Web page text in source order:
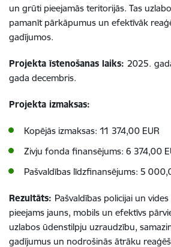
un grūti pieejamās teritorijās. Tas
pamanīt pārkāpumus un efektīvāk
gadījumos.
Projekta īstenošanas laiks: 2025.
gada decembris.
Projekta izmaksas:
Kopējās izmaksas: 11 374,00 EUR
Zivju fonda finansējums: 6 374,00
Pašvaldības līdzfinansējums: 5
Rezultāts: Pašvaldības policijai un
pieejams jauns, mobils un efektīvs
uzlabos ūdenstilpju uzraudzību,
gadījumus un nodrošinās ātrāku